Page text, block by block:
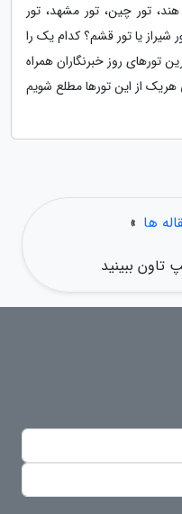
هند، تور چین، تور مشهد، تور
شیراز یا تور قشم؟ کدام یک را
تورهای روز خبرنگاران همراه
هریک از این تورها مطلع شویم
ها »
تاون ببینید